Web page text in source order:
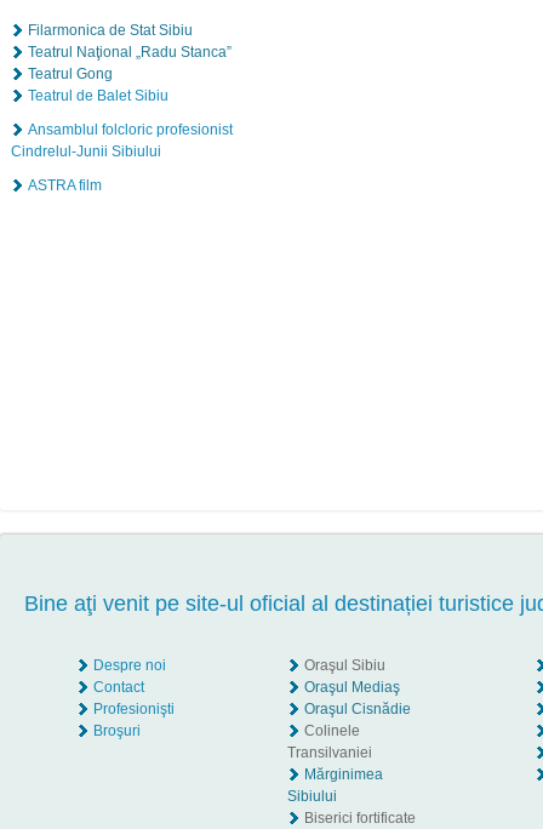
Filarmonica de Stat Sibiu
Teatrul Naţional „Radu Stanca”
Teatrul Gong
Teatrul de Balet Sibiu
Ansamblul folcloric profesionist
Cindrelul-Junii Sibiului
ASTRA film
Bine aţi venit pe site-ul oficial al destinației turistice
Despre noi
Contact
Profesionişti
Broşuri
Oraşul Sibiu
Oraşul Mediaş
Oraşul Cisnădie
Colinele
Transilvaniei
Mărginimea
Sibiului
Biserici fortificate